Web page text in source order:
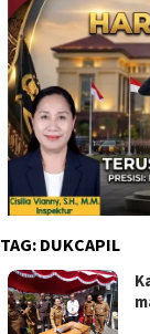
TAG: DUKCAPIL